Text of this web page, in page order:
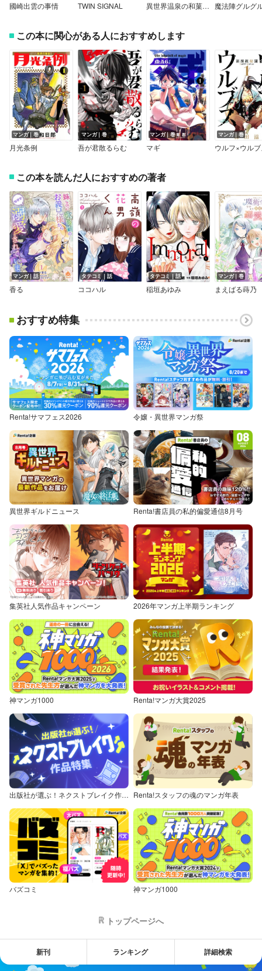
國崎出雲の事情 TWIN SIGNAL 異世界温泉の和菓子屋JK 魔法陣グルグ
この本に関心がある人におすすめします
マンガ｜巻
月光条例
マンガ｜巻
吾が君散るらむ
マンガ｜巻
マギ
マンガ｜巻
ウルフ×ウル
この本を読んだ人におすすめの著者
マンガ｜話
香る
タテコミ｜話
ココハル
タテコミ｜話
稲垣あゆみ
マンガ｜巻
まえばる蒔乃
おすすめ特集
Renta!サマフェス2026 令嬢・異世界マンガ祭
異世界ギルドニュース Renta!書店員の私的偏愛通信8月号
集英社人気作品キャンペーン 2026年マンガ上半期ランキング
神マンガ1000 Renta!マンガ大賞2025
出版社が選ぶ！ネクストブレイク作品特集 Renta!スタッフの魂のマンガ年表
バズコミ 神マンガ1000
トップページへ
新刊 ランキング 詳細検索